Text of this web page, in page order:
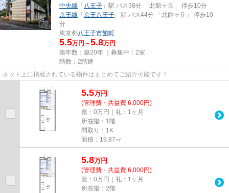
中央線 「 八王子 」駅 バス38分 「北館ヶ丘」 停歩10分
京王線 「京王八王子 」駅 バス44分 「北館ヶ丘」 停歩10
分
東京都八王子市館町
5.5万円～5.8万円
築年数：築20年 ｜募集中： 2室
階数：2階建
ネット上に掲載されている物件はまとめてご紹介可能です！
5.5万円
(管理費・共益費 6,000円)
敷：0万円｜礼：1ヶ月
所在階：1階
間取り：1K
面積：19.87㎡
5.8万円
(管理費・共益費 6,000円)
敷：0万円｜礼：1ヶ月
所在階：2階